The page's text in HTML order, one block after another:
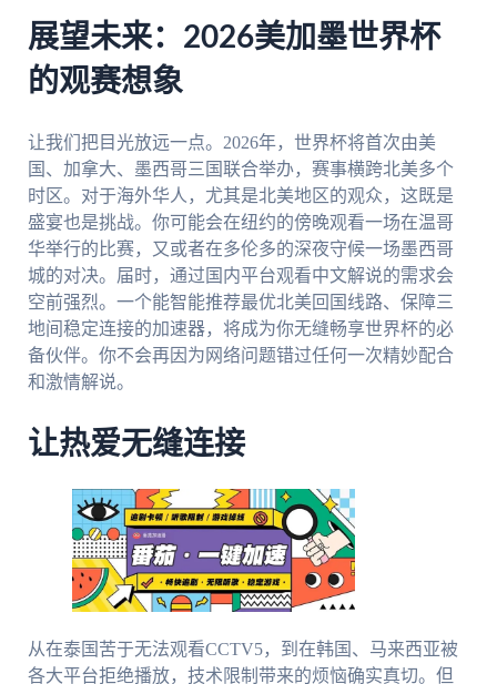
展望未来：2026美加墨世界杯
的观赛想象
让我们把目光放远一点。2026年，世界杯将首次由美
国、加拿大、墨西哥三国联合举办，赛事横跨北美多个
时区。对于海外华人，尤其是北美地区的观众，这既是
盛宴也是挑战。你可能会在纽约的傍晚观看一场在温哥
华举行的比赛，又或者在多伦多的深夜守候一场墨西哥
城的对决。届时，通过国内平台观看中文解说的需求会
空前强烈。一个能智能推荐最优北美回国线路、保障三
地间稳定连接的加速器，将成为你无缝畅享世界杯的必
备伙伴。你不会再因为网络问题错过任何一次精妙配合
和激情解说。
让热爱无缝连接
从在泰国苦于无法观看CCTV5，到在韩国、马来西亚被
各大平台拒绝播放，技术限制带来的烦恼确实真切。但